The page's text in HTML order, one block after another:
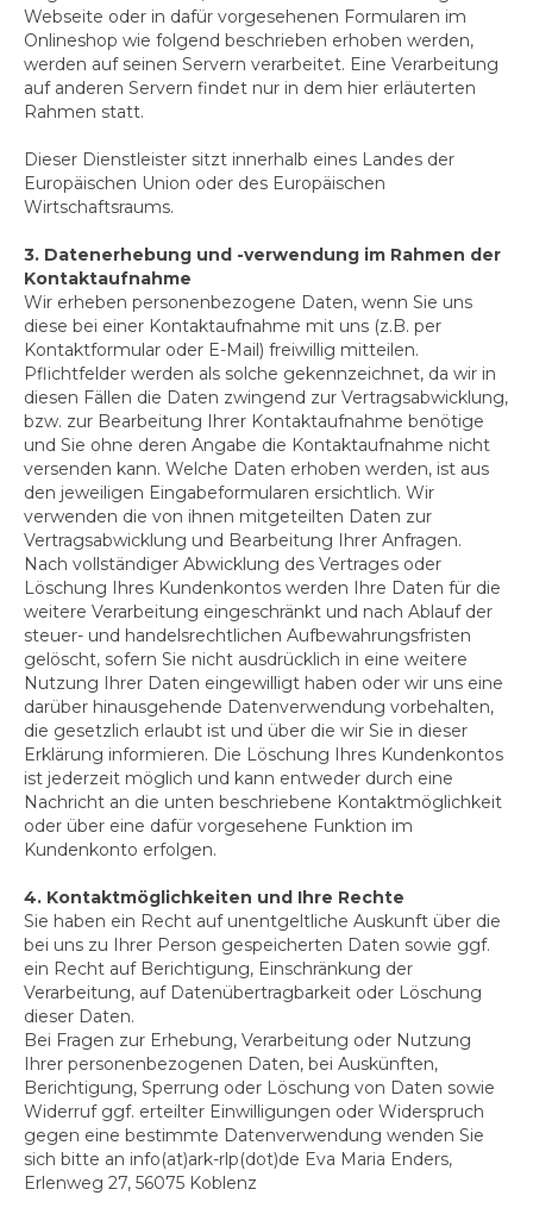
Helke Stiebel
Rita Thompson
Franziskus Wendels
Vera Zahnhausen
Webseite oder in dafür vorgesehenen Formularen im
Onlineshop wie folgend beschrieben erhoben werden,
werden auf seinen Servern verarbeitet. Eine Verarbeitung
auf anderen Servern findet nur in dem hier erläuterten
Rahmen statt.
Dieser Dienstleister sitzt innerhalb eines Landes der
Europäischen Union oder des Europäischen
Wirtschaftsraums.
3. Datenerhebung und -verwendung im Rahmen der
Kontaktaufnahme
Wir erheben personenbezogene Daten, wenn Sie uns
diese bei einer Kontaktaufnahme mit uns (z.B. per
Kontaktformular oder E-Mail) freiwillig mitteilen.
Pflichtfelder werden als solche gekennzeichnet, da wir in
diesen Fällen die Daten zwingend zur Vertragsabwicklung,
bzw. zur Bearbeitung Ihrer Kontaktaufnahme benötige
und Sie ohne deren Angabe die Kontaktaufnahme nicht
versenden kann. Welche Daten erhoben werden, ist aus
den jeweiligen Eingabeformularen ersichtlich. Wir
verwenden die von ihnen mitgeteilten Daten zur
Vertragsabwicklung und Bearbeitung Ihrer Anfragen.
Nach vollständiger Abwicklung des Vertrages oder
Löschung Ihres Kundenkontos werden Ihre Daten für die
weitere Verarbeitung eingeschränkt und nach Ablauf der
steuer- und handelsrechtlichen Aufbewahrungsfristen
gelöscht, sofern Sie nicht ausdrücklich in eine weitere
Nutzung Ihrer Daten eingewilligt haben oder wir uns eine
darüber hinausgehende Datenverwendung vorbehalten,
die gesetzlich erlaubt ist und über die wir Sie in dieser
Erklärung informieren. Die Löschung Ihres Kundenkontos
ist jederzeit möglich und kann entweder durch eine
Nachricht an die unten beschriebene Kontaktmöglichkeit
oder über eine dafür vorgesehene Funktion im
Kundenkonto erfolgen.
4. Kontaktmöglichkeiten und Ihre Rechte
Sie haben ein Recht auf unentgeltliche Auskunft über die
bei uns zu Ihrer Person gespeicherten Daten sowie ggf.
ein Recht auf Berichtigung, Einschränkung der
Verarbeitung, auf Datenübertragbarkeit oder Löschung
dieser Daten.
Bei Fragen zur Erhebung, Verarbeitung oder Nutzung
Ihrer personenbezogenen Daten, bei Auskünften,
Berichtigung, Sperrung oder Löschung von Daten sowie
Widerruf ggf. erteilter Einwilligungen oder Widerspruch
gegen eine bestimmte Datenverwendung wenden Sie
sich bitte an info(at)ark-rlp(dot)de Eva Maria Enders,
Erlenweg 27, 56075 Koblenz